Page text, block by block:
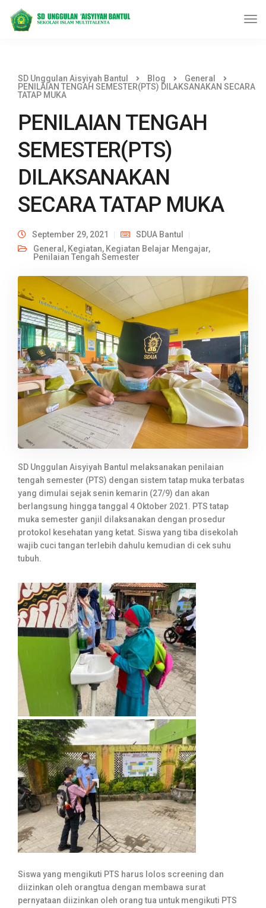
SD Unggulan Aisyiyah Bantul Blog
General
PENILAIAN TENGAH SEMESTER(PTS) DILAKSANAKAN SECARA
TATAP MUKA
PENILAIAN TENGAH
SEMESTER(PTS)
DILAKSANAKAN
SECARA TATAP MUKA
September 29, 2021
SDUA Bantul
General , Kegiatan, Kegiatan Belajar Mengajar,
Penilaian Tengah Semester
SD Unggulan Aisyiyah Bantul melaksanakan penilaian
tengah semester (PTS) dengan sistem tatap muka terbatas
yang dimulai sejak senin kemarin (27/9) dan akan
berlangsung hingga tanggal 4 Oktober 2021. PTS tatap
muka semester ganjil dilaksanakan dengan prosedur
protokol kesehatan yang ketat. Siswa yang tiba disekolah
wajib cuci tangan terlebih dahulu kemudian di cek suhu
tubuh.
Siswa yang mengikuti PTS harus lolos screening dan
diizinkan oleh orangtua dengan membawa surat
pernyataan diizinkan oleh orang tua untuk mengikuti PTS